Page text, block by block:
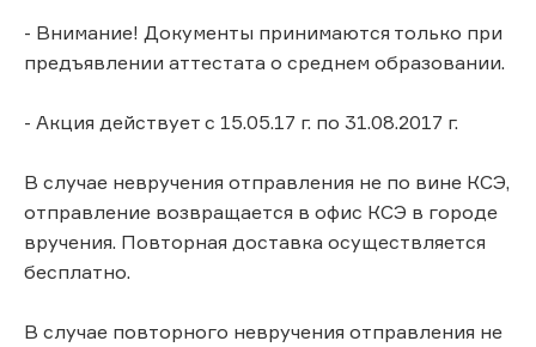
- Внимание! Документы принимаются только при
предъявлении аттестата о среднем образовании.
- Акция действует с 15.05.17 г. по 31.08.2017 г.
В случае невручения отправления не по вине КСЭ,
отправление возвращается в офис КСЭ в городе
вручения. Повторная доставка осуществляется
бесплатно.
В случае повторного невручения отправления не